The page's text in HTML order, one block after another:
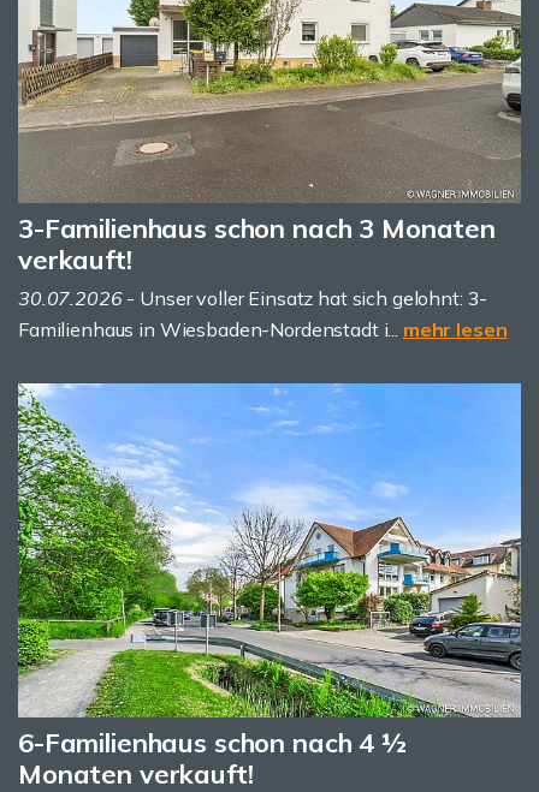
3-Familienhaus schon nach 3 Monaten
verkauft!
30.07.2026- Unser voller Einsatz hat sich gelohnt: 3-
Familienhaus in Wiesbaden-Nordenstadt i... mehr lesen
6-Familienhaus schon nach 4 ½
Monaten verkauft!